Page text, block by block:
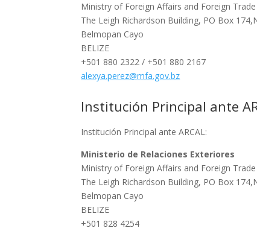
Ministry of Foreign Affairs and Foreign Trade
The Leigh Richardson Building, PO Box
Belmopan Cayo
BELIZE
+501 880 2322 / +501 880 2167
alexya.perez@mfa.gov.bz
Institución Principal ante
Institución Principal ante ARCAL:
Ministerio de Relaciones Exteriores
Ministry of Foreign Affairs and Foreign Trade
The Leigh Richardson Building, PO Box
Belmopan Cayo
BELIZE
+501 828 4254